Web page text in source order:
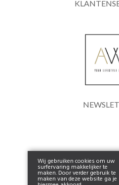
Wij gebruiken cookies om uw
surfervaring makkelijker te
maken. Door verder gebruik te
maken van deze website ga je